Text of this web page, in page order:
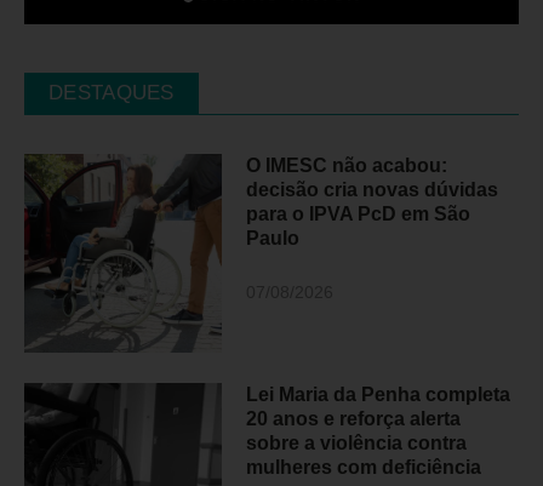
DESTAQUES
O IMESC não acabou:
decisão cria novas dúvidas
para o IPVA PcD em São
Paulo
Lei Maria da Penha completa
20 anos e reforça alerta
sobre a violência contra
mulheres com deficiência